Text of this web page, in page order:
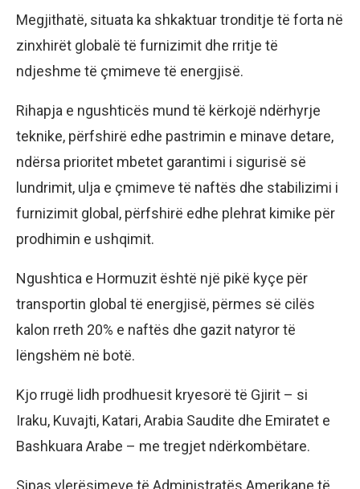
Megjithatë, situata ka shkaktuar tronditje të forta në
zinxhirët globalë të furnizimit dhe rritje të
ndjeshme të çmimeve të energjisë.
Rihapja e ngushticës mund të kërkojë ndërhyrje
teknike, përfshirë edhe pastrimin e minave detare,
ndërsa prioritet mbetet garantimi i sigurisë së
lundrimit, ulja e çmimeve të naftës dhe stabilizimi i
furnizimit global, përfshirë edhe plehrat kimike për
prodhimin e ushqimit.
Ngushtica e Hormuzit është një pikë kyçe për
transportin global të energjisë, përmes së cilës
kalon rreth 20% e naftës dhe gazit natyror të
lëngshëm në botë.
Kjo rrugë lidh prodhuesit kryesorë të Gjirit – si
Iraku, Kuvajti, Katari, Arabia Saudite dhe Emiratet e
Bashkuara Arabe – me tregjet ndërkombëtare.